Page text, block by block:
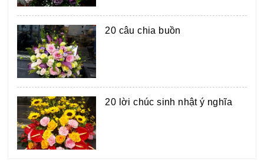
20 câu chia buồn
20 lời chúc sinh nhật ý nghĩa